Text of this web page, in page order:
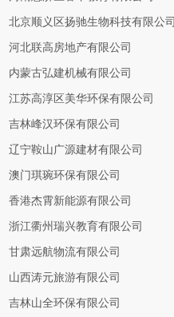
北京顺义区扬驰生物科技有限公司
河北联高房地产有限公司
内蒙古弘建机械有限公司
江苏高淳区美华环保有限公司
吉林峰汉环保有限公司
辽宁鞍山广源建材有限公司
澳门琪琬环保有限公司
香港杰霄新能源有限公司
浙江衢州瑞兴教育有限公司
甘肃远航物流有限公司
山西涛元旅游有限公司
吉林山全环保有限公司